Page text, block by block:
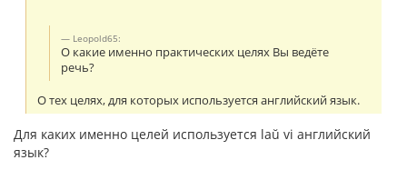
Leopold65:
О какие именно практических целях Вы ведёте
речь?
О тех целях, для которых используется английский язык.
Для каких именно целей используется laŭ vi английский
язык?